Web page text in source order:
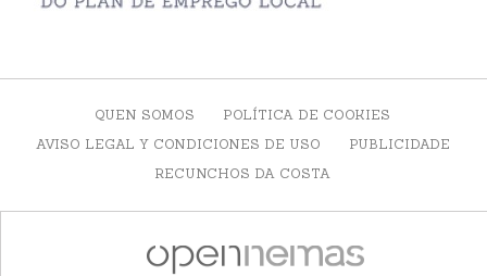
QUEN SOMOS
POLÍTICA DE COOKIES
AVISO LEGAL Y CONDICIONES DE USO
PUBLICIDADE
RECUNCHOS DA COSTA